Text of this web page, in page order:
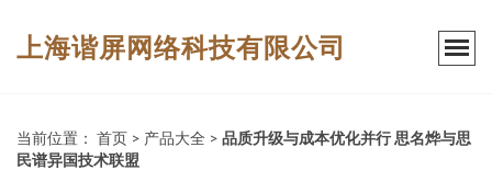
上海谐屏网络科技有限公司
当前位置： 首页 > 产品大全 > 品质升级与成本优化并行 思名烨与思
民谱异国技术联盟